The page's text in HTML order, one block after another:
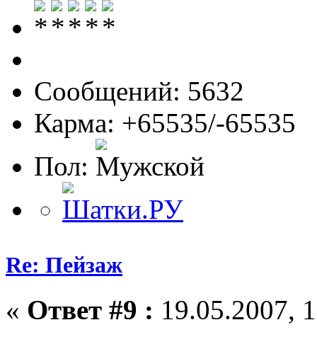
Сообщений: 5632
Карма: +65535/-65535
Пол:
Re: Пейзаж
« Ответ #9 : 19.05.2007,